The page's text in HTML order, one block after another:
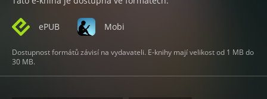
ePUB Mobi
Dostupnost formátů závisí na vydavateli. E-knihy mají velikost od 1 MB do
30 MB.